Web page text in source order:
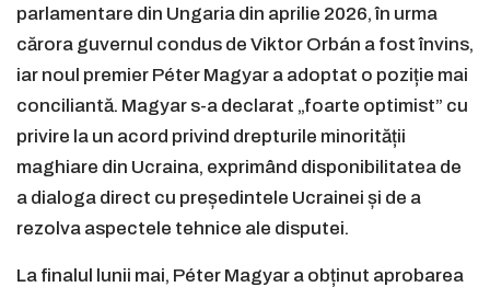
parlamentare din Ungaria din aprilie 2026, în urma
cărora guvernul condus de Viktor Orbán a fost învins,
iar noul premier Péter Magyar a adoptat o poziție mai
conciliantă. Magyar s-a declarat „foarte optimist” cu
privire la un acord privind drepturile minorității
maghiare din Ucraina, exprimând disponibilitatea de
a dialoga direct cu președintele Ucrainei și de a
rezolva aspectele tehnice ale disputei.
La finalul lunii mai, Péter Magyar a obținut aprobarea